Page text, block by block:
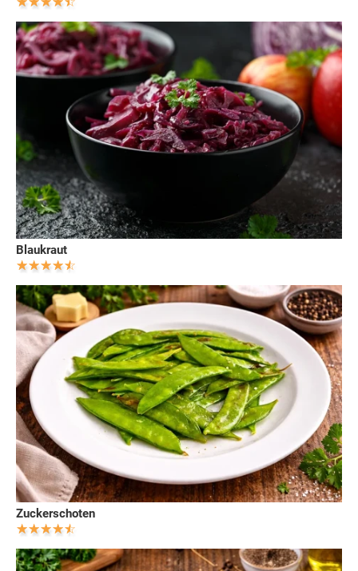
Blaukraut
Zuckerschoten